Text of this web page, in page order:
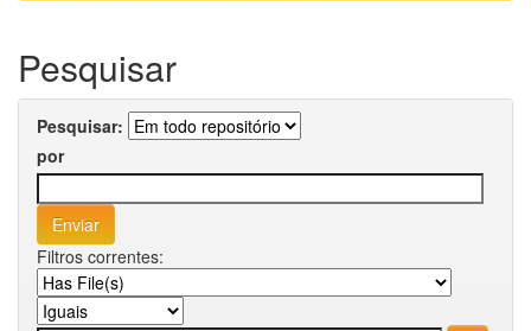
Pesquisar
Pesquisar:
por
Filtros correntes: